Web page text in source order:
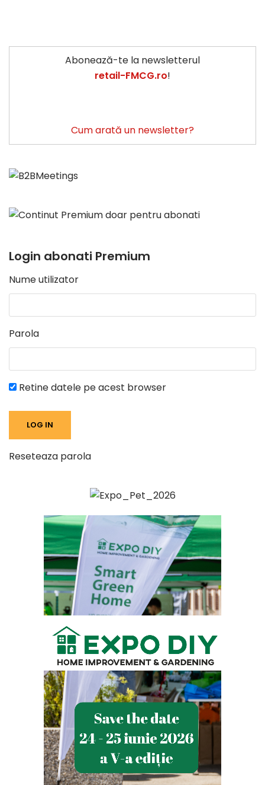
Abonează-te la newsletterul
retail-FMCG.ro!
Cum arată un newsletter?
Login abonati Premium
Nume utilizator
Parola
Retine datele pe acest browser
Reseteaza parola